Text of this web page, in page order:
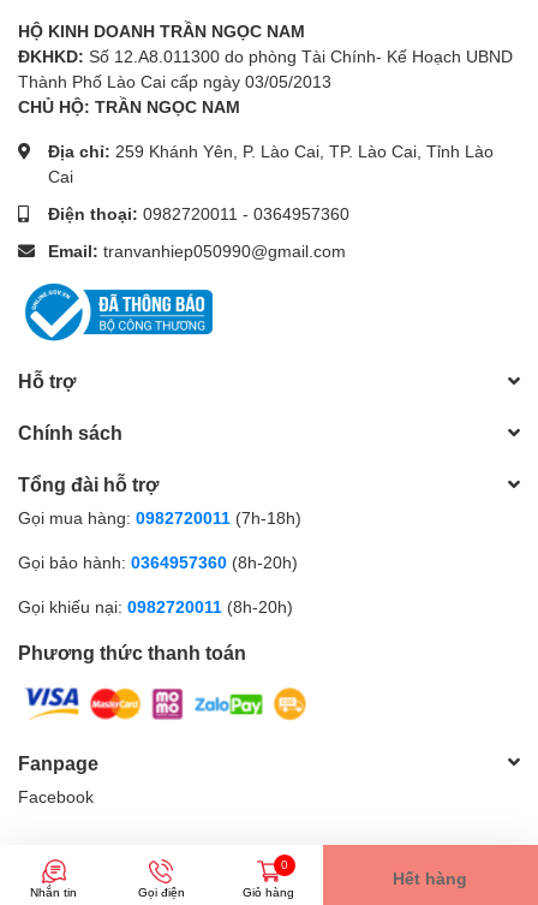
HỘ KINH DOANH TRẦN NGỌC NAM
ĐKHKD: Số 12.A8.011300 do phòng Tài Chính- Kế Hoạch UBND
Thành Phố Lào Cai cấp ngày 03/05/2013
CHỦ HỘ: TRẦN NGỌC NAM
Địa chỉ: 259 Khánh Yên, P. Lào Cai, TP. Lào Cai, Tỉnh Lào
Cai
Điện thoại: 0982720011 - 0364957360
Email: tranvanhiep050990@gmail.com
Hỗ trợ
Chính sách
Tổng đài hỗ trợ
Gọi mua hàng: 0982720011 (7h-18h)
Gọi bảo hành: 0364957360 (8h-20h)
Gọi khiếu nại: 0982720011 (8h-20h)
Phương thức thanh toán
Fanpage
Facebook
© Bản quyền thuộc về Điện Máy Xây Dựng ĐĂNG NGA - Lào Cai
Cung cấp bởi
Sapo
Nhắn tin Gọi điện
0
Giỏ hàng
Hết hàng